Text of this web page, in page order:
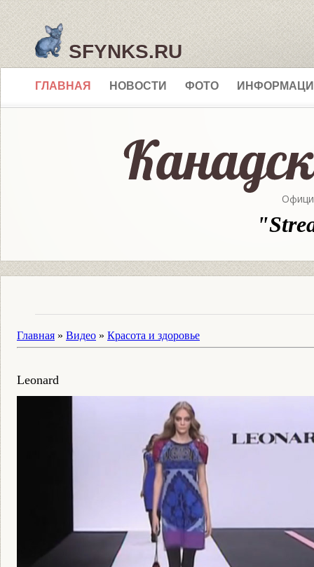
SFYNKS.RU
ГЛАВНАЯ НОВОСТИ ФОТО
Главная » Видео » Красота и здоровье
Leonard